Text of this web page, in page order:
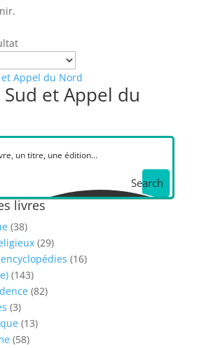
et Appel du
Search
livres
(38)
(29)
(16)
(143)
(82)
(3)
(13)
(58)